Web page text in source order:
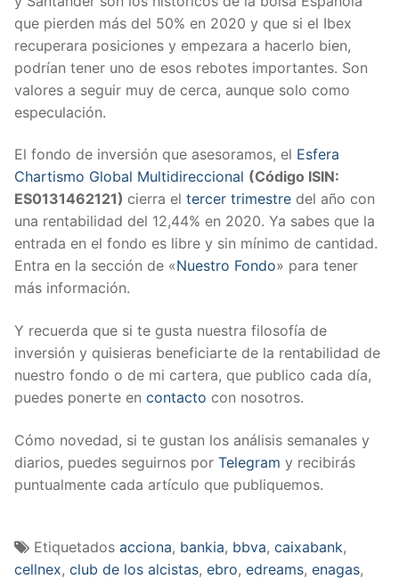
que pierden más del 50% en 2020 y que si el Ibex
recuperara posiciones y empezara a hacerlo bien,
podrían tener uno de esos rebotes importantes. Son
valores a seguir muy de cerca, aunque solo como
especulación.
El fondo de inversión que asesoramos, el Esfera
Chartismo Global Multidireccional (Código ISIN:
ES0131462121) cierra el tercer trimestre del año con
una rentabilidad del 12,44% en 2020. Ya sabes que la
entrada en el fondo es libre y sin mínimo de cantidad.
Entra en la sección de «Nuestro Fondo» para tener
más información.
Y recuerda que si te gusta nuestra filosofía de
inversión y quisieras beneficiarte de la rentabilidad de
nuestro fondo o de mi cartera, que publico cada día,
puedes ponerte en contacto con nosotros.
Cómo novedad, si te gustan los análisis semanales y
diarios, puedes seguirnos por Telegram y recibirás
puntualmente cada artículo que publiquemos.
Etiquetados acciona, bankia, bbva, caixabank,
cellnex, club de los alcistas, ebro, edreams, enagas,